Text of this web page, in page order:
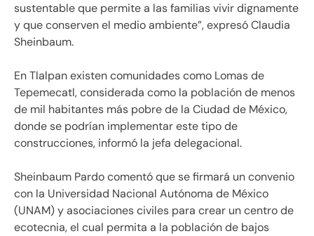
sustentable que permite a las familias vivir dignamente
y que conserven el medio ambiente”, expresó Claudia
Sheinbaum.
En Tlalpan existen comunidades como Lomas de
Tepemecatl, considerada como la población de menos
de mil habitantes más pobre de la Ciudad de México,
donde se podrían implementar este tipo de
construcciones, informó la jefa delegacional.
Sheinbaum Pardo comentó que se firmará un convenio
con la Universidad Nacional Autónoma de México
(UNAM) y asociaciones civiles para crear un centro de
ecotecnia, el cual permita a la población de bajos